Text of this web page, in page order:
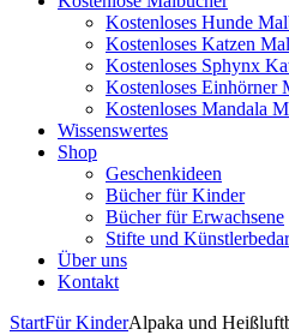
Kostenloses Hunde
Kostenloses Katzen
Kostenloses Sphynx
Kostenloses Einhörner
Kostenloses Mandala
Wissenswertes
Shop
Geschenkideen
Bücher für Kinder
Bücher für Erwachsene
Stifte und
Über uns
Kontakt
StartFür KinderAlpaka und